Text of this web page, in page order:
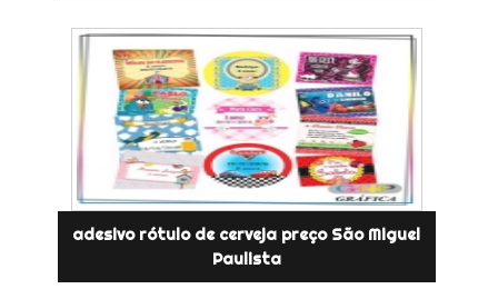
adesivo rótulo de cerveja preço São Miguel
Paulista